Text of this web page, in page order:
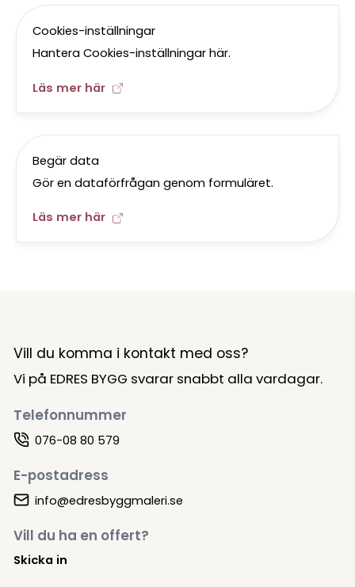
Cookies-inställningar
Hantera Cookies-inställningar här.
Läs mer här
Begär data
Gör en dataförfrågan genom formuläret.
Läs mer här
Vill du komma i kontakt med oss?
Vi på EDRES BYGG svarar snabbt alla vardagar.
Telefonnummer
076-08 80 579
E-postadress
info@edresbyggmaleri.se
Vill du ha en offert?
Skicka in